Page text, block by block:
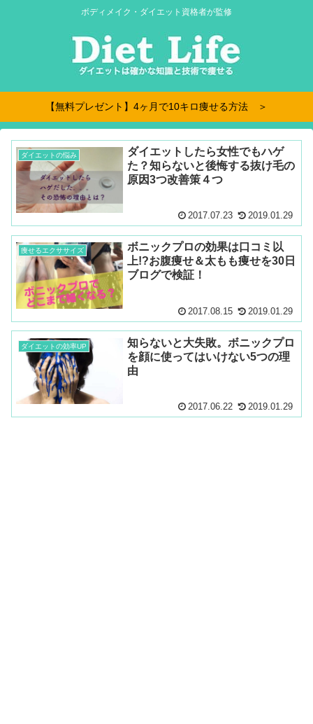
ボディメイク・ダイエット資格者が監修
【無料プレゼント】4ヶ月で10キロ痩せる方法 ＞
ダイエットの悩み
ダイエットしたら女性でもハゲ
た？知らないと後悔する抜け毛の
原因3つ改善策４つ
2017.07.23 2019.01.29
痩せるエクササイズ
ボニックプロの効果は口コミ以
上!?お腹痩せ＆太もも痩せを30日
ブログで検証！
2017.08.15 2019.01.29
ダイエットの効率UP
知らないと大失敗。ボニックプロ
を顔に使ってはいけない5つの理
由
2017.06.22 2019.01.29